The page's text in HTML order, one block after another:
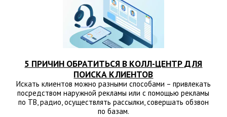
5 ПРИЧИН ОБРАТИТЬСЯ В КОЛЛ-ЦЕНТР ДЛЯ
ПОИСКА КЛИЕНТОВ
Искать клиентов можно разными способами – привлекать
посредством наружной рекламы или с помощью рекламы
по ТВ, радио, осуществлять рассылки, совершать обзвон
по базам.